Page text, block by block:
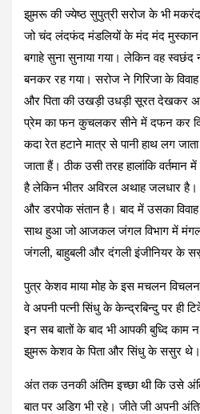
झुमरू की ज्येष्ठ सुपुत्री सरोज के भी
जो चंद लंदफंद मंडलियों के मंद मंद
बगाहे सुना सुनाया गया। लेकिन वह स्वछंद
बनकर रह गया। सरोज ने गिरिजा के
और पिता की उखड़ी उधड़ी सूरत देखकर
प्रेम का फन कुचलकर सीने में दफन कर
कदा रेत हटाने मात्र से पानी हाथ लग
जाता हैं। ठीक उसी तरह हालांकि
है लेकिन भीतर अविरल अथाह जलधार
और डरपोक संतान है। बाद में उसका
साथ हुआ जो आजकल जंगल विभाग में
जंगली, बाहुबली और दंगली इंजीनियर के
पुत्र केशव माया मोह के इस मचलन
वे अपनी पत्नी सिंधु के केन्द्रबिन्दु पर ही
इन सब बातों के बाद भी आपकी बुध्दि काम
झुमरू केशव के पिता और सिंधु के ससुर थे।
अंत तक उनकी अंतिम इच्छा थी कि उसे
बात पर अडिग भी रहे। जीते जी अपनी